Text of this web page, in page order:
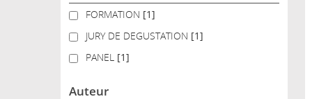
FORMATION
FORMATION [1]
JURY DE DEGUSTATION
JURY DE DEGUSTATION [1]
PANELPANEL [1]
Auteur